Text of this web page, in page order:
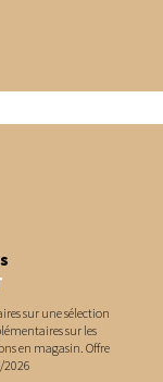
sur une sélection
sur les
en magasin. Offre
2026